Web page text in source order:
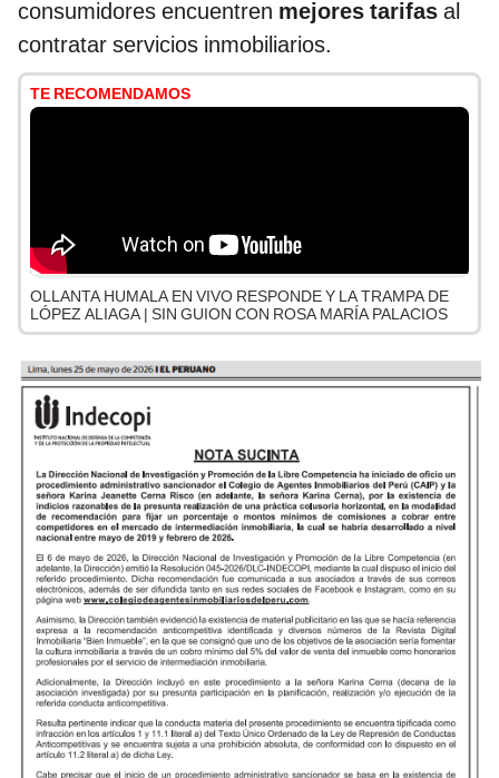
consumidores encuentren mejores tarifas al
contratar servicios inmobiliarios.
TE RECOMENDAMOS
OLLANTA HUMALA EN VIVO RESPONDE Y LA TRAMPA DE
LÓPEZ ALIAGA | SIN GUION CON ROSA MARÍA PALACIOS